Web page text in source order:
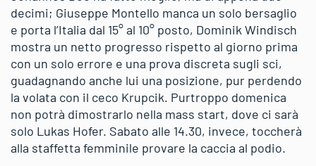
decimi; Giuseppe Montello manca un solo bersaglio
e porta l’Italia dal 15° al 10° posto, Dominik Windisch
mostra un netto progresso rispetto al giorno prima
con un solo errore e una prova discreta sugli sci,
guadagnando anche lui una posizione, pur perdendo
la volata con il ceco Krupcik. Purtroppo domenica
non potrà dimostrarlo nella mass start, dove ci sarà
solo Lukas Hofer. Sabato alle 14.30, invece, toccherà
alla staffetta femminile provare la caccia al podio.